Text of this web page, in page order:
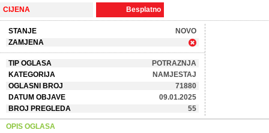
CIJENA Besplatno
STANJE
NOVO
ZAMJENA
TIP OGLASA
POTRAZNJA
KATEGORIJA
NAMJESTAJ
OGLASNI BROJ
71880
DATUM OBJAVE
09.01.2025
BROJ PREGLEDA
55
OPIS OGLASA